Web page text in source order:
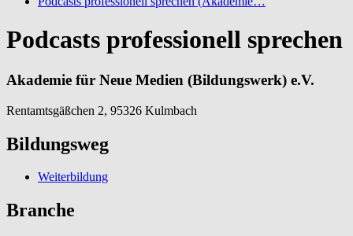
Podcasts professionell sprechen
Akademie für Neue Medien (Bildungswerk) e.V.
Rentamtsgäßchen 2, 95326 Kulmbach
Bildungsweg
Weiterbildung
Branche